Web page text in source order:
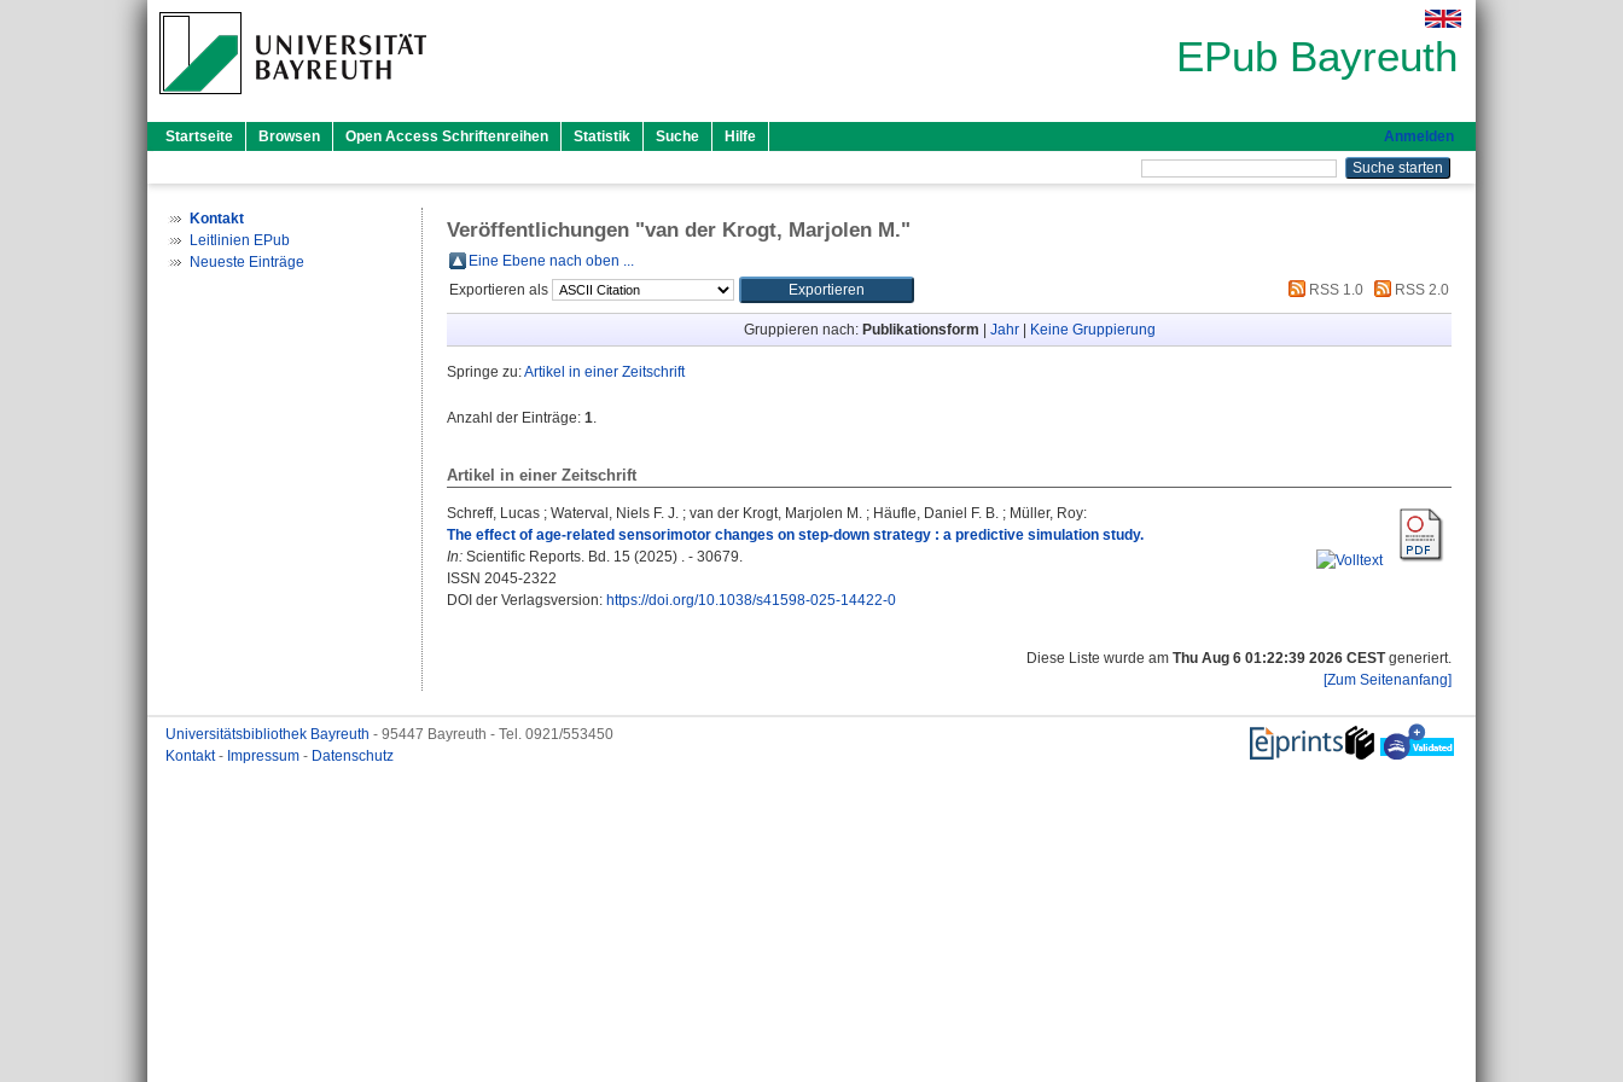
EPub Bayreuth
Startseite Browsen Open Access Schriftenreihen Statistik Suche Hilfe Anmelden
Kontakt
Leitlinien EPub
Neueste Einträge
Veröffentlichungen "van der Krogt, Marjolen M."
Eine Ebene nach oben ...
Exportieren als
RSS 1.0 RSS 2.0
Gruppieren nach: Publikationsform Jahr| Keine Gruppierung
Springe zu:Artikel in einer Zeitschrift
Anzahl der Einträge: 1.
Artikel in einer Zeitschrift
Schreff, Lucas ; Waterval, Niels F. J. ; van der Krogt, Marjolen M. ; Häufle, Daniel F. B. ; Müller, Roy:
The effect of age-related sensorimotor changes on step-down strategy : a predictive simulation study.
In: Scientific Reports. Bd. 15 (2025) . - 30679.
ISSN 2045-2322
DOI der Verlagsversion: https://doi.org/10.1038/s41598-025-14422-0
Diese Liste wurde am Thu Aug 6 01:22:39 2026 CESTgeneriert.
[Zum Seitenanfang]
Universitätsbibliothek Bayreuth - 95447 Bayreuth - Tel. 0921/553450
Kontakt- Impressum - Datenschutz